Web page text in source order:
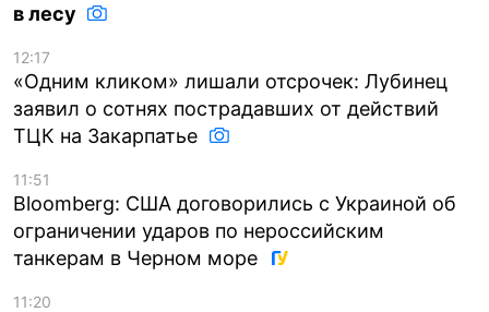
в лесу
12:17
«Одним кликом» лишали отсрочек: Лубинец
заявил о сотнях пострадавших от действий
ТЦК на Закарпатье
11:51
Bloomberg: США договорились с Украиной об
ограничении ударов по нероссийским
танкерам в Черном море
11:20